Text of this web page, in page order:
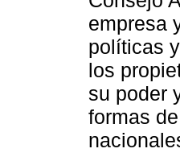
empresa
políticas
los
su poder
formas